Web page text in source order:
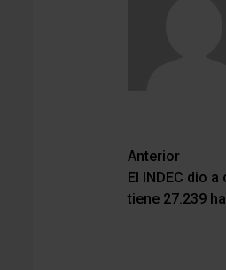
de
Anterior
El INDEC dio
tiene 27.239